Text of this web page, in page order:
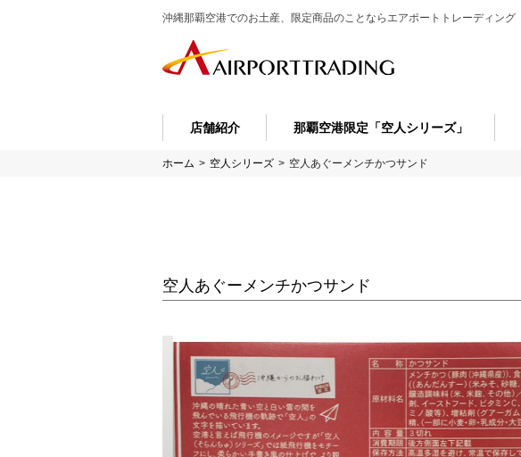
沖縄那覇空港でのお土産、限定商品のことなら エアポートトレーディング
店舗紹介 那覇空港限定「空人シリーズ」
ホーム > 空人シリーズ > 空人あぐーメンチかつサンド
空人あぐーメンチかつサンド